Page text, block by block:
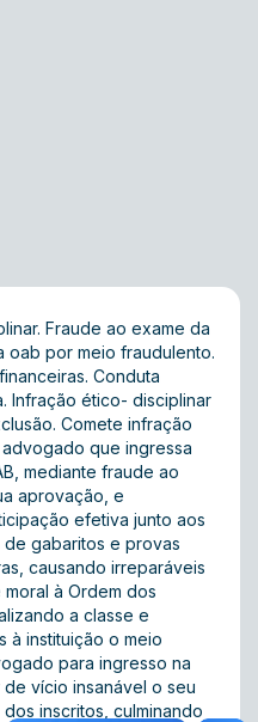
Fraude ao exame da
oab por meio fraudulento.
Conduta
Infração ético- disciplinar
Comete infração
que ingressa
mediante fraude ao
aprovação, e
efetiva junto aos
gabaritos e provas
causando irreparáveis
à Ordem dos
a classe e
à instituição o meio
para ingresso na
de vício insanável o seu
inscritos, culminando